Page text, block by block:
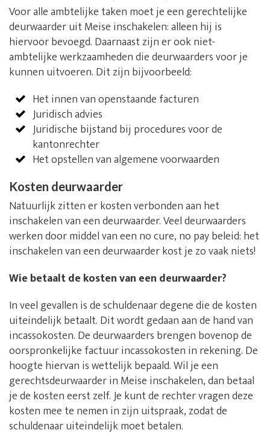
Voor alle ambtelijke taken moet je een gerechtelijke
deurwaarder uit Meise inschakelen: alleen hij is
hiervoor bevoegd. Daarnaast zijn er ook niet-
ambtelijke werkzaamheden die deurwaarders voor je
kunnen uitvoeren. Dit zijn bijvoorbeeld:
Het innen van openstaande facturen
Juridisch advies
Juridische bijstand bij procedures voor de
kantonrechter
Het opstellen van algemene voorwaarden
Kosten deurwaarder
Natuurlijk zitten er kosten verbonden aan het
inschakelen van een deurwaarder. Veel deurwaarders
werken door middel van een no cure, no pay beleid: het
inschakelen van een deurwaarder kost je zo vaak niets!
Wie betaalt de kosten van een deurwaarder?
In veel gevallen is de schuldenaar degene die de kosten
uiteindelijk betaalt. Dit wordt gedaan aan de hand van
incassokosten. De deurwaarders brengen bovenop de
oorspronkelijke factuur incassokosten in rekening. De
hoogte hiervan is wettelijk bepaald. Wil je een
gerechtsdeurwaarder in Meise inschakelen, dan betaal
je de kosten eerst zelf. Je kunt de rechter vragen deze
kosten mee te nemen in zijn uitspraak, zodat de
schuldenaar uiteindelijk moet betalen.